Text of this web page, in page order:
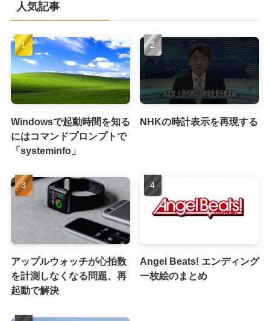
人気記事
Windowsで起動時間を知る
にはコマンドプロンプトで
「systeminfo」
NHKの時計表示を再現する
アップルウォッチが心拍数
を計測しなくなる問題、再
起動で解決
Angel Beats! エンディング
一枚絵のまとめ